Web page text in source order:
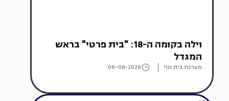
וילה בקומה ה-18: "בית פרטי" בראש
המגדל
מערכת בית ונוי 06-08-2026